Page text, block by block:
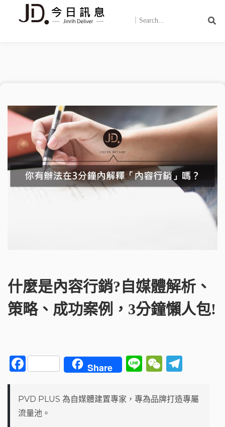
什麼是內容行銷?自媒體解析、
策略、成功案例，3分鐘懶人包!
F
c
e
Share
Li
e
W
C e
PVD PLUS 為自媒體建置專家，專為品牌打造專屬
流量池。